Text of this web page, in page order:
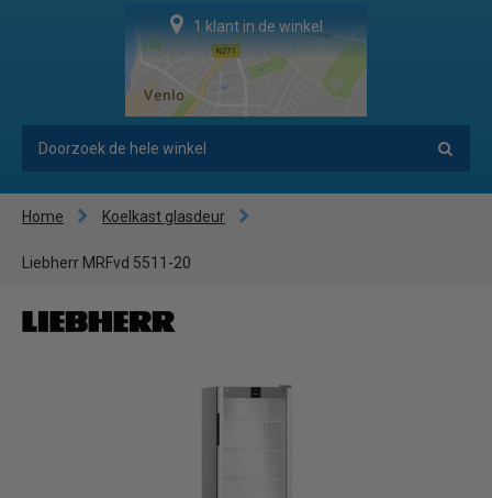
1 klant in de winkel
Home Koelkast glasdeur
Liebherr MRFvd 5511-20